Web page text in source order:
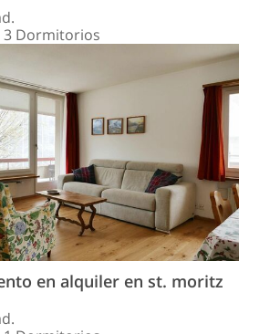
Dormitorios
en alquiler en st. moritz